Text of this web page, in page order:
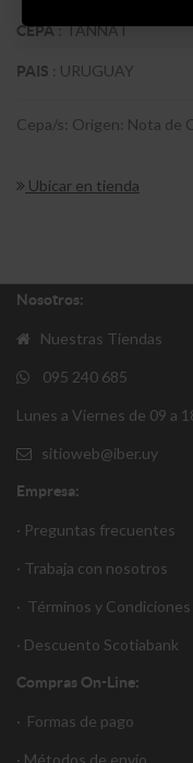
CEPA:TANNAT
PAIS : URUGUAY
Cepa/s: Origen: Nota de
Ubicar en tienda
Nosotros:
Nuestras Tiendas
095 240 685
Lunes a Viernes de 09 a
sitioweb@iber.uy
Empresa:
· Preguntas frecuentes
· Trabaja con nosotros
· Términos y Condiciones
· Descuento Scotiabank
Compras On-Line:
· Formas de pago
· Métodos de envío